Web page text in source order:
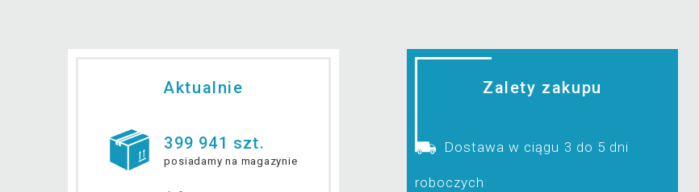
Aktualnie
399 941 szt.
posiadamy na magazynie
Zalety zakupu
Dostawa w ciągu 3 do 5 dni
roboczych